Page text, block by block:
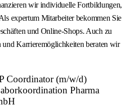
wir individuelle Fortbildungen,
expertum Mitarbeiter bekommen Sie
und Online-Shops. Auch zu
und Karrieremöglichkeiten beraten wir
Coordinator (m/w/d)
Pharma